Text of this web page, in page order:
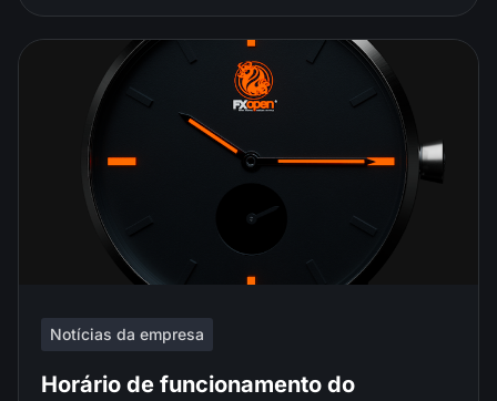
Notícias da empresa
Horário de funcionamento do